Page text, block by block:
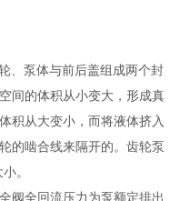
、泵体与前后盖组成两个封
间的体积从小变大，形成真
积从大变小，而将液体挤入
的啮合线来隔开的。齿轮泵
。
阀全回流压力为泵额定排出